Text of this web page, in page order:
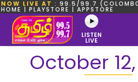
NOW LIVE AT : 99.5/99.7
HOME | PLAYSTORE | APPSTORE
LISTEN
LIVE
October